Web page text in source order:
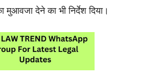
देने का भी निर्देश दिया।